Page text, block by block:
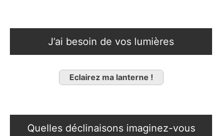
J’ai besoin de vos lumières
Eclairez ma lanterne !
Quelles déclinaisons imaginez-vous